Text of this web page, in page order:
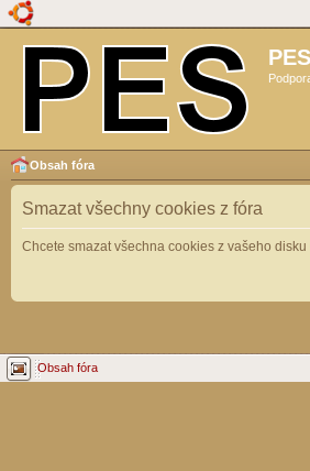
PES
Obsah fóra
Smazat všechny cookies z fóra
Chcete smazat všechna cookies z vašeho
Obsah fóra